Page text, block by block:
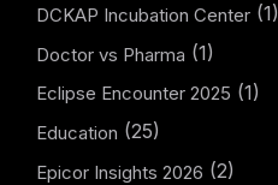
DCKAP Incubation Center (1)
Doctor vs Pharma (1)
Eclipse Encounter 2025 (1)
Education (25)
Epicor Insights 2026 (2)